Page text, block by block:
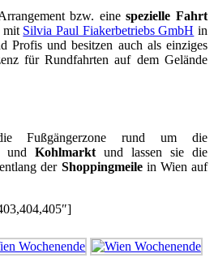
bzw. einespezielle Fahrt
mit Silvia Paul Fiakerbetriebs GmbH in
Profis und besitzen auch als einziges
für Rundfahrten auf dem Gelände
Fußgängerzone rund um die
und Kohlmarkt und lassen sie die
der Shoppingmeilein Wien auf